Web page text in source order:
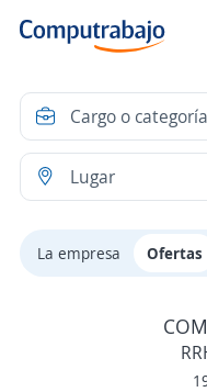
La empresa Ofertas